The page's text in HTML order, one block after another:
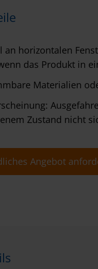
an horizontalen
das Produkt in
Materialien
Zustand nicht
Angebot